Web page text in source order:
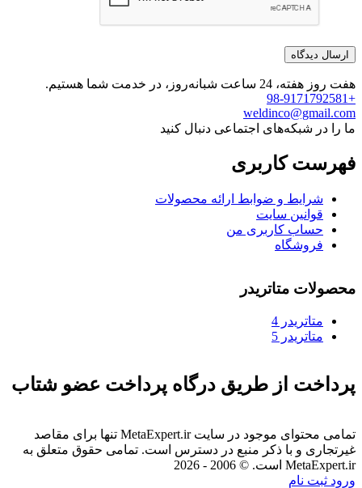
هفت روز هفته، 24 ساعت شبانه‌روز، در خدمت شما هستیم.
+98-9171792581
weldinco@gmail.com
ما را در شبکه‌های اجتماعی دنبال کنید
فهرست کاربری
شرایط و ضوابط ارائه محصولات
قوانین سایت
حساب کاربری من
فروشگاه
محصولات متاتریدر
متاتريدر 4
متاتريدر 5
پرداخت از طریق درگاه پرداخت عضو شتاب
تمامی محتوای موجود در سایت MetaExpert.ir تنها برای مقاصد
غیرتجاری و با ذکر منبع در دسترس است. تمامی حقوق متعلق به
MetaExpert.ir است. © 2006 - 2026
ورود ثبت نام